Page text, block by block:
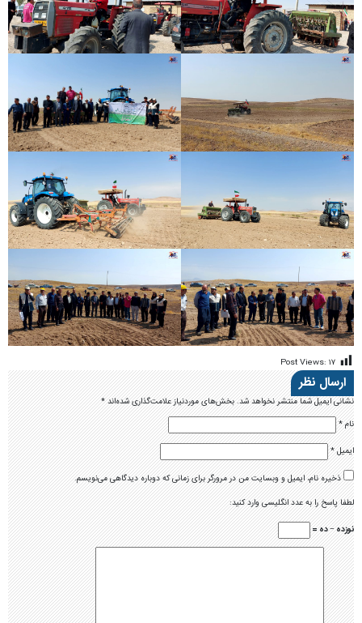
Post Views: ۱۷
ارسال نظر
نشانی ایمیل شما منتشر نخواهد شد.بخش‌های موردنیاز علامت‌گذاری شده‌اند*
نام*
ایمیل*
ذخیره نام، ایمیل و وبسایت من در مرورگر برای زمانی که دوباره دیدگاهی می‌نویسم.
لطفا پاسخ را به عدد انگلیسی وارد کنید:
نوزده − ده =